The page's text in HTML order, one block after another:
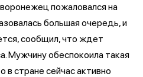
пожаловался на
большая очередь, и
сообщил, что ждет
Мужчину обеспокоила такая
в стране сейчас активно